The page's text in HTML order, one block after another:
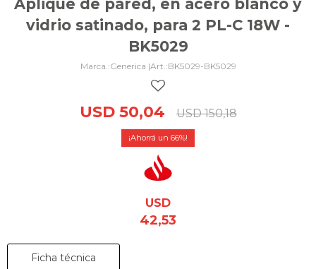
Aplique de pared, en acero blanco y
vidrio satinado, para 2 PL-C 18W -
BK5029
Generica | BK5029-BK5029
USD 50,04 USD 150,18
66
USD
42,53
Ficha técnica